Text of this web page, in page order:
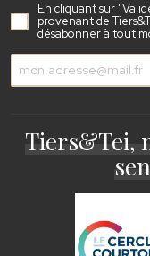
En cliquant sur
provenant de
désabonner à tout
Tiers&Tei,